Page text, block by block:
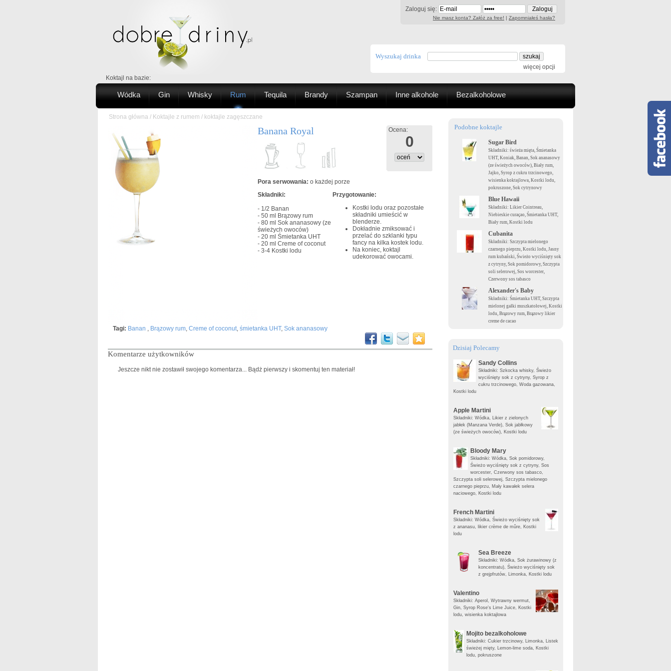
Zaloguj się:
Nie masz konta? Załóż za free! | Zapomniałeś hasła?
Wyszukaj drinka
więcej opcji
Koktajl na bazie:
Wódka Gin Whisky Rum Tequila Brandy Szampan Inne alkohole Bezalkoholowe
Strona główna / Koktajle z rumem / koktajle zagęszczane
Ocena:
0
Banana Royal
Pora serwowania: o każdej porze
Składniki:
- 1/2 Banan
- 50 ml Brązowy rum
- 80 ml Sok ananasowy (ze
świeżych owoców)
- 20 ml Śmietanka UHT
- 20 ml Creme of coconut
- 3-4 Kostki lodu
Przygotowanie:
Kostki lodu oraz pozostałe
składniki umieścić w
blenderze.
Dokładnie zmiksować i
przelać do szklanki typu
fancy na kilka kostek lodu.
Na koniec, koktajl
udekorować owocami.
Tagi: Banan , Brązowy rum, Creme of coconut, śmietanka UHT, Sok ananasowy
Komentarze użytkowników
Jeszcze nikt nie zostawił swojego komentarza... Bądż pierwszy i skomentuj ten materiał!
Podobne koktajle
Sugar Bird
Składniki: świeża mięta, Śmietanka
UHT, Koniak, Banan, Sok ananasowy
(ze świeżych owoców), Biały rum,
Jajko, Syrop z cukru trzcinowego,
wisienka koktajlowa, Kostki lodu,
pokruszone, Sok cytrynowy
Blue Hawaii
Składniki: Likier Cointreau,
Niebieskie curaçao, Śmietanka UHT,
Biały rum, Kostki lodu
Cubanita
Składniki: Szczypta mielonego
czarnego pieprzu, Kostki lodu, Jasny
rum kubański, Świeżo wyciśnięty sok
z cytryny, Sok pomidorowy, Szczypta
soli selerowej, Sos worcester,
Czerwony sos tabasco
Alexander's Baby
Składniki: Śmietanka UHT, Szczypta
mielonej gałki muszkatołowej, Kostki
lodu, Brązowy rum, Brązowy likier
creme de cacao
Dzisiaj Polecamy
Sandy Collins
Składniki: Szkocka whisky, Świeżo
wyciśnięty sok z cytryny, Syrop z
cukru trzcinowego, Woda gazowana,
Kostki lodu
Apple Martini
Składniki: Wódka, Likier z zielonych
jabłek (Manzana Verde), Sok jabłkowy
(ze świeżych owoców), Kostki lodu
Bloody Mary
Składniki: Wódka, Sok pomidorowy,
Świeżo wyciśnięty sok z cytryny, Sos
worcester, Czerwony sos tabasco,
Szczypta soli selerowej, Szczypta mielonego
czarnego pieprzu, Mały kawałek selera
naciowego, Kostki lodu
French Martini
Składniki: Wódka, Świeżo wyciśnięty sok
z ananasu, likier crème de mûre, Kostki
lodu
Sea Breeze
Składniki: Wódka, Sok żurawinowy (z
koncentratu), Świeżo wyciśnięty sok
z grejpfrutów, Limonka, Kostki lodu
Valentino
Składniki: Aperol, Wytrawny wermut,
Gin, Syrop Rose's Lime Juice, Kostki
lodu, wisienka koktajlowa
Mojito bezalkoholowe
Składniki: Cukier trzcinowy, Limonka, Listek
świeżej mięty, Lemon-lime soda, Kostki
lodu, pokruszone